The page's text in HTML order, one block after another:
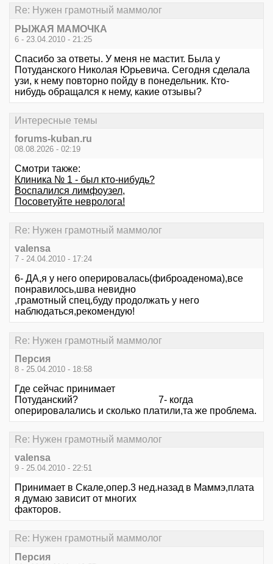
Re: Нужен грамотный маммолог
РЫЖАЯ МАМОЧКА
6 - 23.04.2010 - 21:25
Спасибо за ответы. У меня не мастит. Была у
Потуданского Николая Юрьевича. Сегодня сделала
узи, к нему повторно пойду в понедельник. Кто-
нибудь обращался к нему, какие отзывы?
Интересные темы
forums-kuban.ru
08.08.2026 - 02:19
Смотри также:
Клиника № 1 - был кто-нибудь?
Воспалился лимфоузел,
Посоветуйте невролога!
Re: Нужен грамотный маммолог
valensa
7 - 24.04.2010 - 17:24
6- ДА,я у него оперировалась(фиброаденома),все
понравилось,шва невидно
,грамотный спец,буду продолжать у него
наблюдаться,рекомендую!
Re: Нужен грамотный маммолог
Персия
8 - 25.04.2010 - 18:58
Где сейчас принимает
Потуданский? 7- когда
оперировалались и сколько платили,та же проблема.
Re: Нужен грамотный маммолог
valensa
9 - 25.04.2010 - 22:51
Принимает в Скале,опер.3 нед.назад в Маммэ,плата
я думаю зависит от многих
факторов.
Re: Нужен грамотный маммолог
Персия